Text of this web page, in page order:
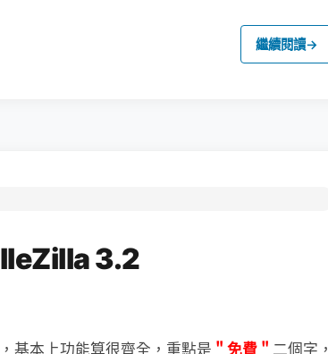
繼續閱讀→
3.2
基本上功能算很齊全，重點是 ＂免費＂ 二個字，